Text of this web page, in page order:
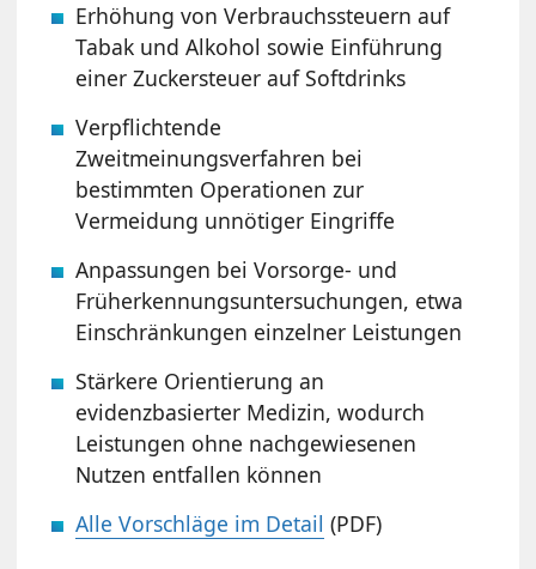
Erhöhung von Verbrauchssteuern auf
Tabak und Alkohol sowie Einführung
einer Zuckersteuer auf Softdrinks
Verpflichtende
Zweitmeinungsverfahren bei
bestimmten Operationen zur
Vermeidung unnötiger Eingriffe
Anpassungen bei Vorsorge- und
Früherkennungsuntersuchungen, etwa
Einschränkungen einzelner Leistungen
Stärkere Orientierung an
evidenzbasierter Medizin, wodurch
Leistungen ohne nachgewiesenen
Nutzen entfallen können
Alle Vorschläge im Detail (PDF)